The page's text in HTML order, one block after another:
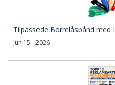
Tilpassede Borrelåsbånd
Jun 15 - 2026